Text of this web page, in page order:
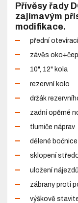
Přívěsy řady
zajímavým
modifikace.
přední
závěs
10", 12" kola
rezervní kolo
držák
zadní opěrné
tlumiče náprav
dělené
sklopení
uložení
zábrany proti
výškově